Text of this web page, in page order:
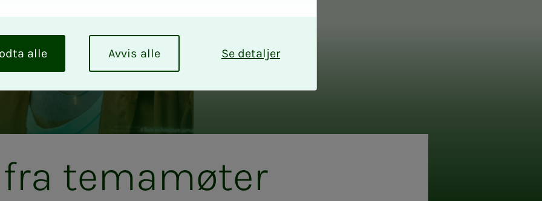
te­­ma­­­mø­­­ter
Se detaljer
Avvis alle
alle